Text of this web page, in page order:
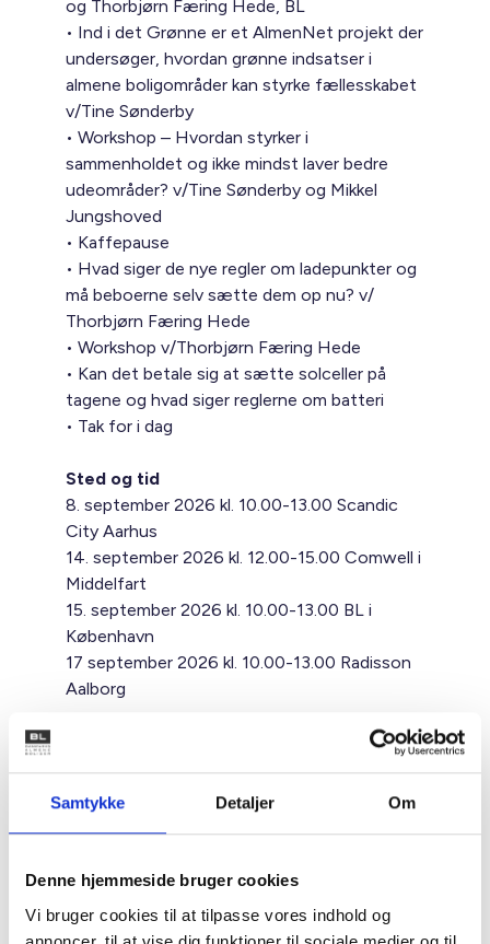
Samtykke Detaljer Om
Denne hjemmeside bruger cookies
Vi bruger cookies til at tilpasse vores indhold og
og Thorbjørn Færing Hede, BL
• Ind i det Grønne er et AlmenNet projekt der
undersøger, hvordan grønne indsatser i
almene boligområder kan styrke fællesskabet
v/Tine Sønderby
• Workshop – Hvordan styrker i
sammenholdet og ikke mindst laver bedre
udeområder? v/Tine Sønderby og Mikkel
Jungshoved
• Kaffepause
• Hvad siger de nye regler om ladepunkter og
må beboerne selv sætte dem op nu? v/
Thorbjørn Færing Hede
• Workshop v/Thorbjørn Færing Hede
• Kan det betale sig at sætte solceller på
tagene og hvad siger reglerne om batteri
• Tak for i dag
Sted og tid
8. september 2026 kl. 10.00-13.00 Scandic
City Aarhus
14. september 2026 kl. 12.00-15.00 Comwell i
Middelfart
15. september 2026 kl. 10.00-13.00 BL i
København
17 september 2026 kl. 10.00-13.00 Radisson
Aalborg
Prisen er 750 kr. Hvis du er forhindret i at
deltage, skal afbud sendes hurtigst muligt til
mpr@bl.dk
. Der vil blive opkrævet No Show
Fristen for tilmelding- og afmelding er